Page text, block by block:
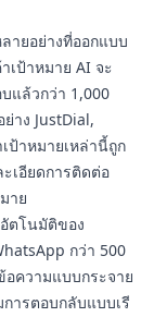
ายอย่างที่ออกแบบ
เป้าหมาย AI จะ
แล้วกว่า 1,000
าง JustDial,
ป้าหมายเหล่านี้ถูก
เอียดการติดต่อ
าย
ตโนมัติของ
กว่า 500
ความแบบกระจาย
ารตอบกลับแบบเรี